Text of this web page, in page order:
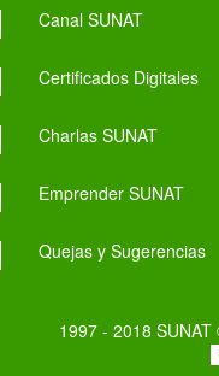
Canal SUNAT
Certificados Digitales
Charlas SUNAT
Emprender SUNAT
Quejas y Sugerencias
1997 - 2018